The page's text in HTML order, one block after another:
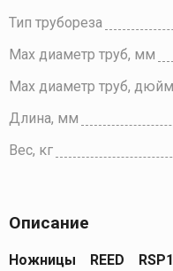
Тип трубореза
Max диаметр труб, мм
Max диаметр труб, дюйм
Длина, мм
Вес, кг
Описание
Ножницы REED